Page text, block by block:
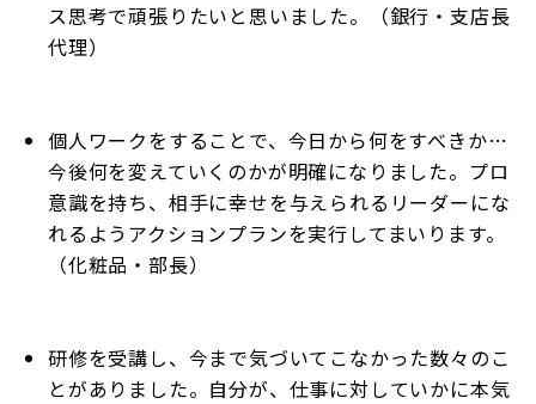
ス思考で頑張りたいと思いました。（銀行・支店長
代理）
個人ワークをすることで、今日から何をすべきか…
今後何を変えていくのかが明確になりました。プロ
意識を持ち、相手に幸せを与えられるリーダーにな
れるようアクションプランを実行してまいります。
（化粧品・部長）
研修を受講し、今まで気づいてこなかった数々のこ
とがありました。自分が、仕事に対していかに本気